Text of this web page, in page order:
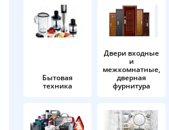
Бытовая
техника
Двери входные
и
межкомнатные,
дверная
фурнитура
об оплате Плайтом
недели
Остались вопросы?
8 800 302-02-51
plait.ru